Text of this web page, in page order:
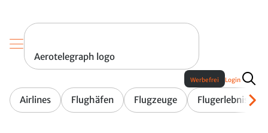
Aerotelegraph logo
Airlines Flughäfen Flugzeuge Flugerlebnis
Werbefrei Login